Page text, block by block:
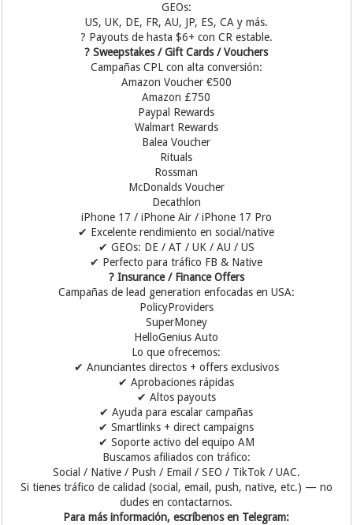
GEOs:
US, UK, DE, FR, AU, JP, ES, CA y más.
? Payouts de hasta $6+ con CR estable.
? Sweepstakes / Gift Cards / Vouchers
Campañas CPL con alta conversión:
Amazon Voucher €500
Amazon £750
Paypal Rewards
Walmart Rewards
Balea Voucher
Rituals
Rossman
McDonalds Voucher
Decathlon
iPhone 17 / iPhone Air / iPhone 17 Pro
✔ Excelente rendimiento en social/native
✔ GEOs: DE / AT / UK / AU / US
✔ Perfecto para tráfico FB & Native
? Insurance / Finance Offers
Campañas de lead generation enfocadas en USA:
PolicyProviders
SuperMoney
HelloGenius Auto
Lo que ofrecemos:
✔ Anunciantes directos + offers exclusivos
✔ Aprobaciones rápidas
✔ Altos payouts
✔ Ayuda para escalar campañas
✔ Smartlinks + direct campaigns
✔ Soporte activo del equipo AM
Buscamos afiliados con tráfico:
Social / Native / Push / Email / SEO / TikTok / UAC.
Si tienes tráfico de calidad (social, email, push, native, etc.) — no
dudes en contactarnos.
Para más información, escríbenos en Telegram: